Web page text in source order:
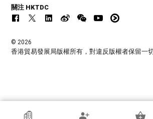
香港貿發局參展商
關注 HKTDC
© 2026
香港貿易發展局版權所有，對違反版權者保留一